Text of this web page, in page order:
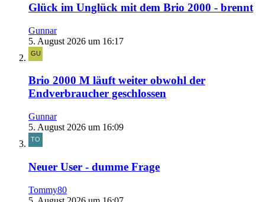
Glück im Unglück mit dem Brio 2000 - brennt
Gunnar
5. August 2026 um 16:17
Brio 2000 M läuft weiter obwohl der
Endverbraucher geschlossen
Gunnar
5. August 2026 um 16:09
Neuer User - dumme Frage
Tommy80